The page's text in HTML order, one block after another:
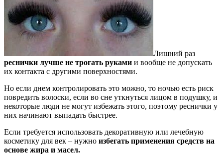
Лишний раз
реснички лучше не трогать руками и вообще не допускать
их контакта с другими поверхностями.
Но если днем контролировать это можно, то ночью есть риск
повредить волоски, если во сне уткнуться лицом в подушку, и
некоторые люди не могут избежать этого, поэтому реснички у
них начинают выпадать быстрее.
Если требуется использовать декоративную или лечебную
косметику для век – нужно избегать применения средств на
основе жира и масел.